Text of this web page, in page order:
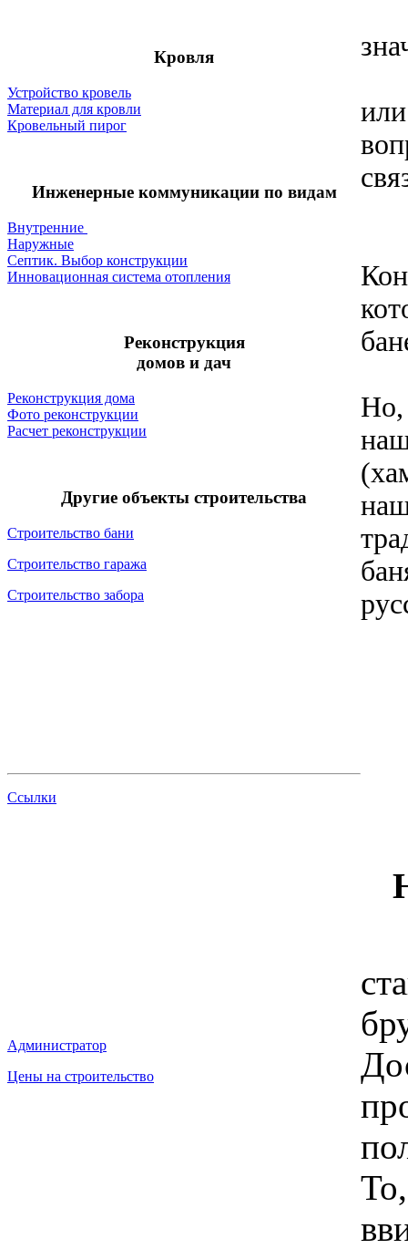
Кровля
Устройство кровель
Материал для кровли
Кровельный пирог
Инженерные коммуникации по видам
Внутренние
Наружные
Септик. Выбор конструкции
Инновационная система отопления
Реконструкция
домов и дач
Реконструкция дома
Фото реконструкции
Расчет реконструкции
Другие объекты строительства
Строительство бани
Строительство гаража
Строительство забора
Ссылки
Администратор
Цены на строительство
Но,